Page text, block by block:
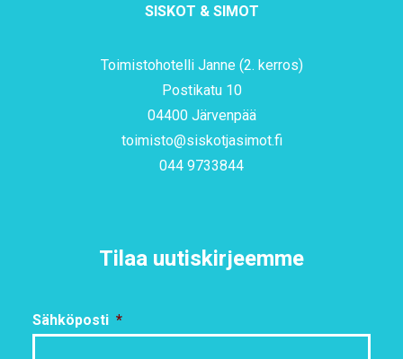
SISKOT & SIMOT
Toimistohotelli Janne (2. kerros)
Postikatu 10
04400 Järvenpää
toimisto@siskotjasimot.fi
044 9733844
Tilaa uutiskirjeemme
Sähköposti *